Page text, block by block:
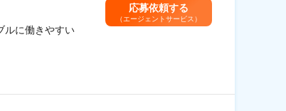
ルに働きやすい
応募依頼する
（エージェントサービス）